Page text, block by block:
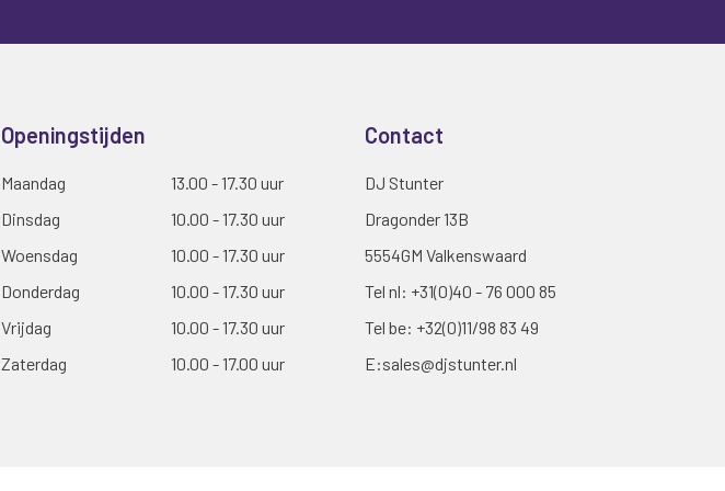
Openingstijden
Maandag
13.00 - 17.30 uur
Dinsdag
10.00 - 17.30 uur
Woensdag
10.00 - 17.30 uur
Donderdag
10.00 - 17.30 uur
Vrijdag
10.00 - 17.30 uur
Zaterdag
10.00 - 17.00 uur
Contact
DJ Stunter
Dragonder 13B
5554GM Valkenswaard
Tel nl: +31(0)40 - 76 000 85
Tel be: +32(0)11/98 83 49
E:sales@djstunter.nl